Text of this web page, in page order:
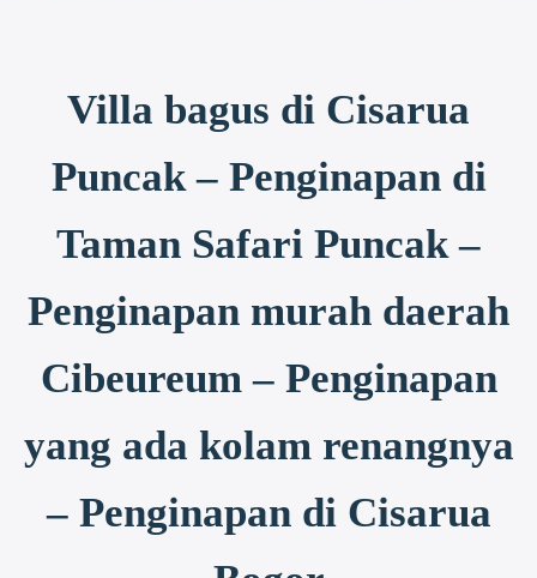
Villa bagus di Cisarua
Puncak – Penginapan di
Taman Safari Puncak –
Penginapan murah daerah
Cibeureum – Penginapan
yang ada kolam renangnya
– Penginapan di Cisarua